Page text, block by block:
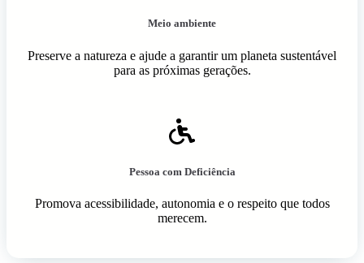
Meio ambiente
Preserve a natureza e ajude a garantir um planeta sustentável
para as próximas gerações.
Pessoa com Deficiência
Promova acessibilidade, autonomia e o respeito que todos
merecem.